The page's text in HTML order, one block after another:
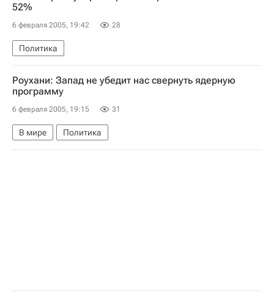
52%
6 февраля 2005, 19:42 28
Политика
Роухани: Запад не убедит нас свернуть ядерную
программу
6 февраля 2005, 19:15 31
В мире Политика